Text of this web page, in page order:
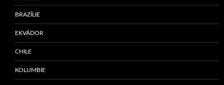
BRAZÍLIE
EKVÁDOR
CHILE
KOLUMBIE